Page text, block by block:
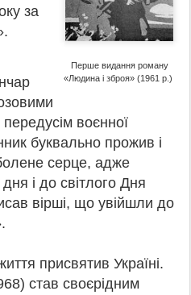
Перше видання роману
«Людина і зброя» (1961 р.)
за
воєнної
буквально прожив і
серце, адже
і до світлого Дня
вірші, що увійшли до
присвятив Україні.
став своєрідним